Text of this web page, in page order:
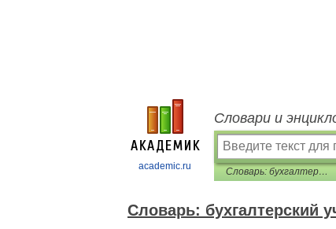
academic.ru
Словари и
Словарь: бухгалтерский учет, налоги, хозяйственное право
Словарь: бухгалтерский